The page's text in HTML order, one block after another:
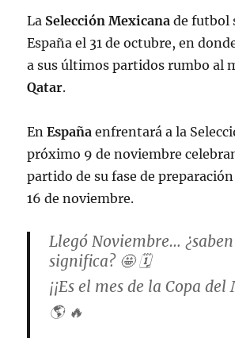
La Selección Mexicana de futbol
España el 31 de octubre, en
a sus últimos partidos rumbo al
Qatar.
EnEspaña enfrentará a la
próximo 9 de noviembre
partido de su fase de
16 de noviembre.
Llegó Noviembre…
significa? 🤩 🗓
¡¡Es el mes de la Copa
🌎 🔥